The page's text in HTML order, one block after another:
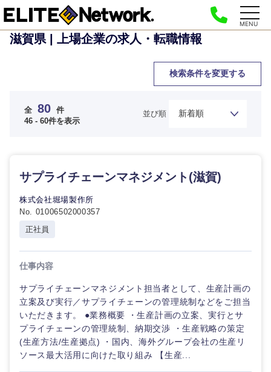
MENU
滋賀県 | 上場企業の求人・転職情報
検索条件を変更する
全 80 件
46 - 60件を表示
並び順
サプライチェーンマネジメント(滋賀)
株式会社堀場製作所
No. 01006502000357
正社員
仕事内容
サプライチェーンマネジメント担当者として、生産計画の
立案及び実行／サプライチェーンの管理統制などをご担当
いただきます。 ●業務概要 ・生産計画の立案、実行とサ
プライチェーンの管理統制、納期交渉 ・生産戦略の策定
(生産方法/生産拠点) ・国内、海外グループ会社の生産リ
ソース最大活用に向けた取り組み 【生産...